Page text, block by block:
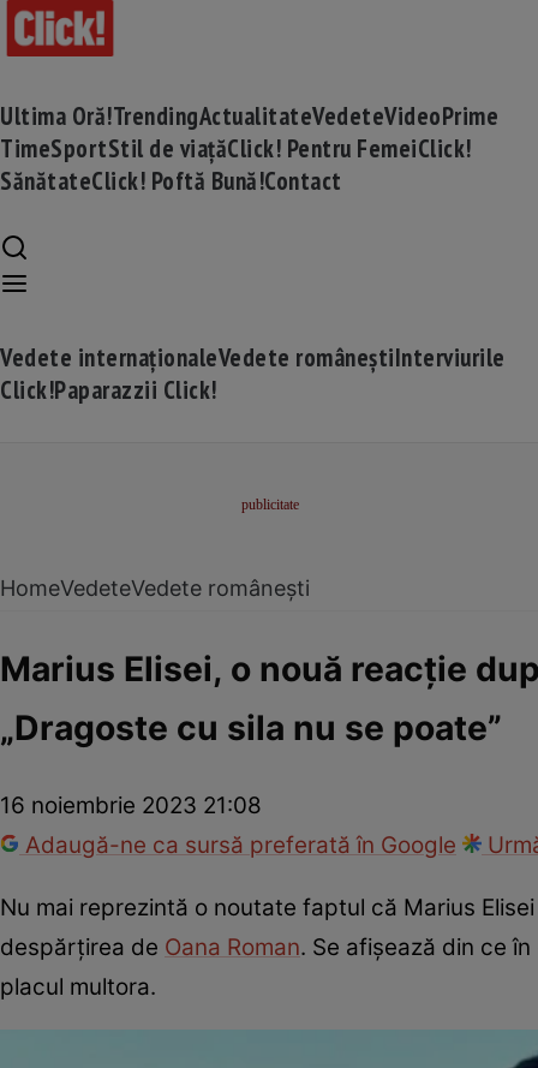
Ultima Oră!TrendingActualitateVedeteVideoPrime
TimeSportStil de viațăClick! Pentru FemeiClick!
SănătateClick! Poftă Bună!Contact
Vedete internaționaleVedete româneștiInterviurile
Click!Paparazzii Click!
HomeVedeteVedete românești
Marius Elisei, o nouă reacție
„Dragoste cu sila nu se poate”
16 noiembrie 2023 21:08
Adaugă-ne ca sursă preferată în Google
Nu mai reprezintă o noutate faptul că Marius
despărțirea de Oana Roman. Se afișează din ce
placul multora.